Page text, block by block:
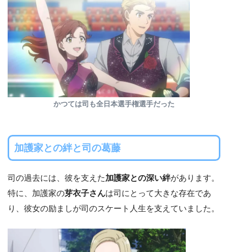
かつては司も全日本選手権選手だった
加護家との絆と司の葛藤
司の過去には、彼を支えた加護家との深い絆があります。
特に、加護家の芽衣子さんは司にとって大きな存在であ
り、彼女の励ましが司のスケート人生を支えていました。